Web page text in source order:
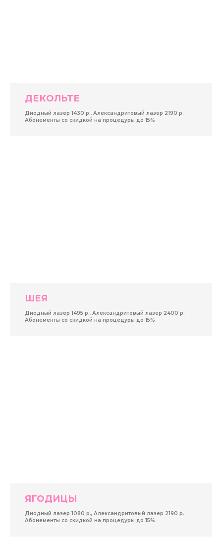
ДЕКОЛЬТЕ
Диодный лазер 1430 р., Александритовый лазер 2190 р.
Абонементы со скидкой на процедуры до 15%
ШЕЯ
Диодный лазер 1495 р., Александритовый лазер 2400 р.
Абонементы со скидкой на процедуры до 15%
ЯГОДИЦЫ
Диодный лазер 1080 р., Александритовый лазер 2190 р.
Абонементы со скидкой на процедуры до 15%